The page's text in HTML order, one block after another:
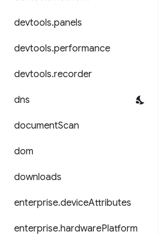
devtools.panels
devtools.performance
devtools.recorder
dns
documentScan
dom
downloads
enterprise.deviceAttributes
enterprise.hardwarePlatform